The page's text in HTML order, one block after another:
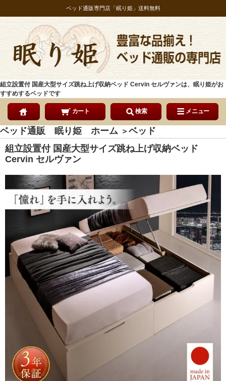
ベッド通販専門店「眠り姫」送料無料
組立設置付 国産大型サイズ跳ね上げ収納ベッド Cervin セルヴァンは、眠り姫がお
すすめするベッドです
カート 検索 メニュー
ベッド通販 眠り姫 ホーム ＞ベッド
組立設置付 国産大型サイズ跳ね上げ収納ベッド
Cervin セルヴァン